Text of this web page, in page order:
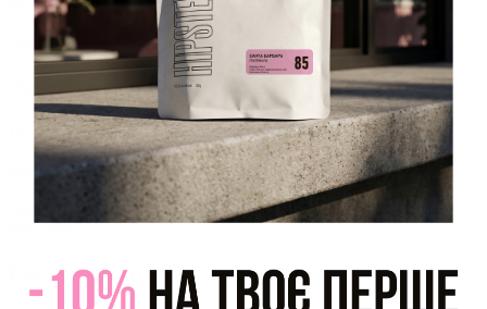
Закрити
Акаунт створено
Ви зареєструвалися на сайті Hipster.coffeeroasters і вже
можете користуватися особистим кабінетом, щоб отримувати
знижки та відстежувати історію замовлень!
мій профіль
Оптовий прайс